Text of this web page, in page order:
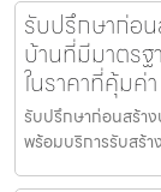
รับปรึกษาก่อน
บ้านที่มีมาตร
ในราคาที่คุ้มค่
รับปรึกษาก่อนสร้าง
พร้อมบริการรับสร้า